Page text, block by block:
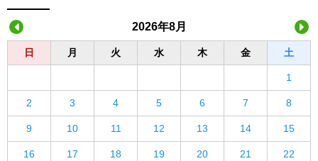
2026年8月
日 月 火 水 木 金 土
1
2 3 4 5 6 7 8
9 10 11 12 13 14 15
16 17 18 19 20 21 22